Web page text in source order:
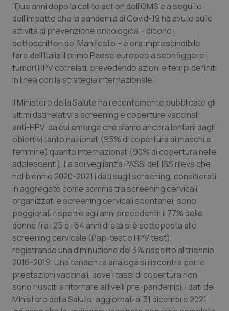
Quotidiano Oncologia
Quotidiano Pediatria
Rene & patologie urogenitali
Sangue & coagulazione
Tiroide
Tumore al seno
Tumore ovarico
Tumori del Polmone & Testa Collo
Tumori gastrointestinali
Ulcera & Reflusso
Vaccini
“Due anni dopo la call to action dell’OMS e a seguito
dell’impatto che la pandemia di Covid-19 ha avuto sulle
attività di prevenzione oncologica – dicono i
sottoscrittori del Manifesto – è ora imprescindibile
fare dell’Italia il primo Paese europeo a sconfiggere i
tumori HPV correlati, prevedendo azioni e tempi definiti
in linea con la strategia internazionale”.
Il Ministero della Salute ha recentemente pubblicato gli
ultimi dati relativi a screening e coperture vaccinali
anti-HPV, da cui emerge che siamo ancora lontani dagli
obiettivi tanto nazionali (95% di copertura di maschi e
femmine) quanto internazionali (90% di copertura nelle
adolescenti). La sorveglianza PASSI dell’ISS rileva che
nel biennio 2020-2021 i dati sugli screening, considerati
in aggregato come somma tra screening cervicali
organizzati e screening cervicali spontanei, sono
peggiorati rispetto agli anni precedenti: il 77% delle
donne fra i 25 e i 64 anni di età si è sottoposta allo
screening cervicale (Pap-test o HPV test),
registrando una diminuzione del 3% rispetto al triennio
2016-2019. Una tendenza analoga si riscontra per le
prestazioni vaccinali, dove i tassi di copertura non
sono riusciti a ritornare ai livelli pre-pandemici. I dati del
Ministero della Salute, aggiornati al 31 dicembre 2021,